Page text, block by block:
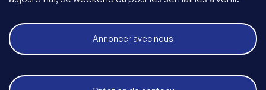
Annoncer avec nous